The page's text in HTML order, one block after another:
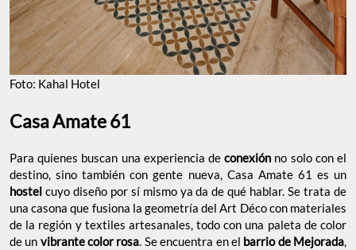
Foto: Kahal Hotel
Casa Amate 61
Para quienes buscan una experiencia deconexión no solo con el
destino, sino también con gente nueva, Casa Amate 61 es un
hostel cuyo diseño por sí mismo ya da de qué hablar. Se trata de
una casona que fusiona la geometría del Art Déco con materiales
de la región y textiles artesanales, todo con una paleta de color
de un vibrante color rosa. Se encuentra en el barrio de Mejorada,